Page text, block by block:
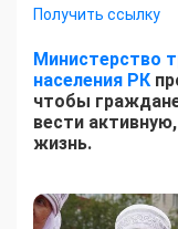
Получить ссылку
Министерство
населения РК
чтобы
вести
жизнь.